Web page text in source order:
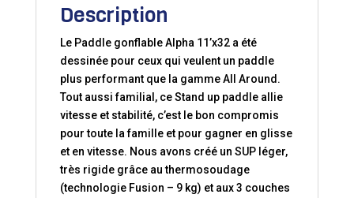
Description
Le Paddle gonflable Alpha 11’x32 a été
dessinée pour ceux qui veulent un paddle
plus performant que la gamme All Around.
Tout aussi familial, ce Stand up paddle allie
vitesse et stabilité, c’est le bon compromis
pour toute la famille et pour gagner en glisse
et en vitesse. Nous avons créé un SUP léger,
très rigide grâce au thermosoudage
(technologie Fusion – 9 kg) et aux 3 couches